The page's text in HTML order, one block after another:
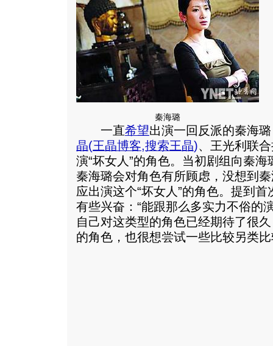
秦海璐
一直希望出演一回反派的秦海
晶(王晶博客,搜索王晶)、王光利联
演“坏女人”的角色。当初剧组向秦
秦海璐会对角色有所顾虑，没想到
应出演这个“坏女人”的角色。提到首
有些兴奋：“能跟那么多实力不俗的
自己对这类型的角色已经期待了很
的角色，也很想尝试一些比较另类